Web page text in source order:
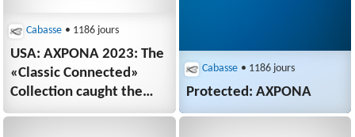
Cabasse • 1186 jours
USA: AXPONA 2023: The
«Classic Connected»
Collection caught the
attention of The
Cabasse • 1186 jours
Protected: AXPONA